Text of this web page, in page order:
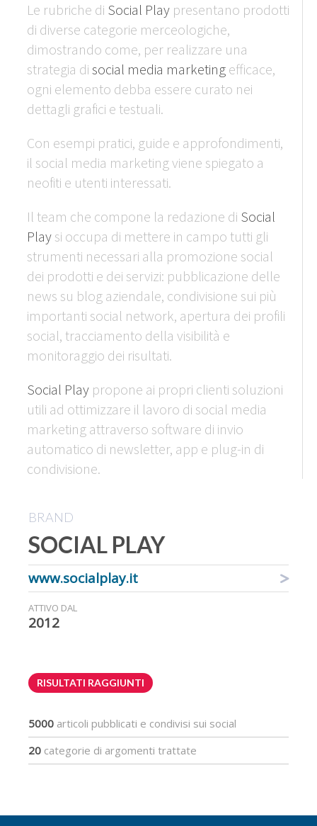
Le rubriche di Social Play presentano prodotti
di diverse categorie merceologiche,
dimostrando come, per realizzare una
strategia di social media marketing efficace,
ogni elemento debba essere curato nei
dettagli grafici e testuali.
Con esempi pratici, guide e approfondimenti,
il social media marketing viene spiegato a
neofiti e utenti interessati.
Il team che compone la redazione di Social
Play si occupa di mettere in campo tutti gli
strumenti necessari alla promozione social
dei prodotti e dei servizi: pubblicazione delle
news su blog aziendale, condivisione sui più
importanti social network, apertura dei profili
social, tracciamento della visibilità e
monitoraggio dei risultati.
Social Play propone ai propri clienti soluzioni
utili ad ottimizzare il lavoro di social media
marketing attraverso software di invio
automatico di newsletter, app e plug-in di
condivisione.
BRAND
SOCIAL PLAY
www.socialplay.it
ATTIVO DAL
2012
RISULTATI RAGGIUNTI
5000 articoli pubblicati e condivisi sui social
20 categorie di argomenti trattate